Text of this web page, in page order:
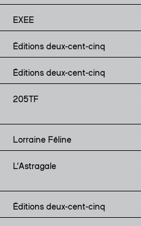
EXEE
Éditions deux-cent-cinq
Éditions deux-cent-cinq
205TF
Lorraine Féline
L’Astragale
Éditions deux-cent-cinq